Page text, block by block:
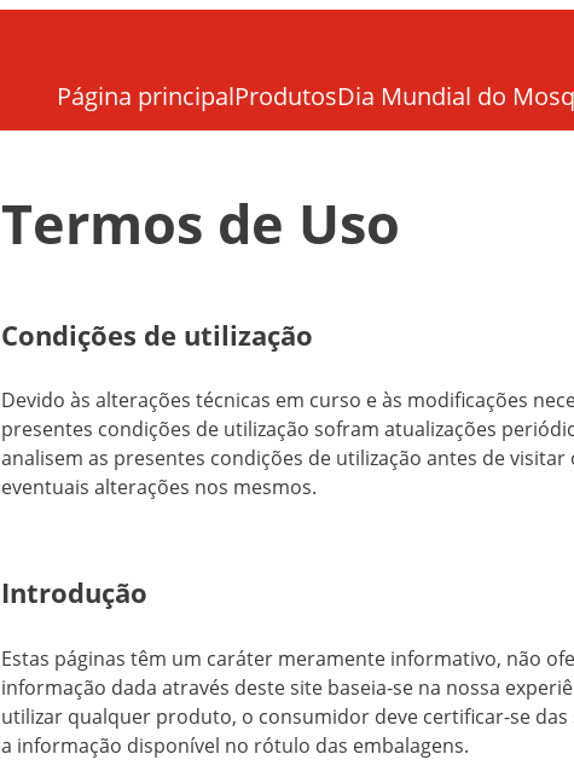
Página principalProdutosDia Mundial do
Termos de Uso
Condições de utilização
Devido às alterações técnicas em curso e às modificações
presentes condições de utilização sofram atualizações
analisem as presentes condições de utilização antes de
eventuais alterações nos mesmos.
Introdução
Estas páginas têm um caráter meramente informativo, não
informação dada através deste site baseia-se na nossa
utilizar qualquer produto, o consumidor deve certificar-se
a informação disponível no rótulo das embalagens.